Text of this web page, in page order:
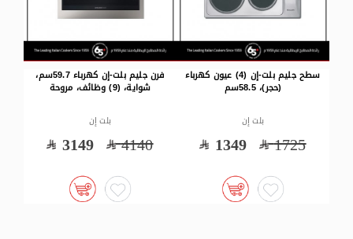
فرن جليم بلت-إن كهرباء 59.7سم،
شواية، (9) وظائف، مروحة
بلت إن
4140
3149
فرن جليم بلت-إن كهرباء 59.7سم،
شواية، (4) وظائف
بلت إن
2875
2249